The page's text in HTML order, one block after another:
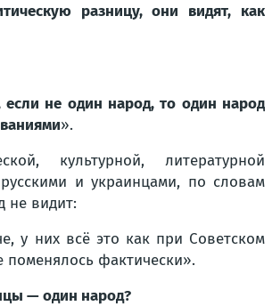
разницу, они видят, как
не один народ, то один народ
».
культурной, литературной
и украинцами, по словам
не видит:
у них всё это как при Советском
поменялось фактически».
— один народ?